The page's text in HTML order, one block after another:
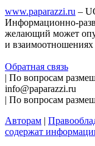
www.paparazzi.ru –
Информационно-
желающий может
и
Обратная связь
| По вопросам
info@paparazzi.ru
| По вопросам
Авторам |
содержат